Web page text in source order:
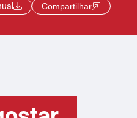
Compartilhar